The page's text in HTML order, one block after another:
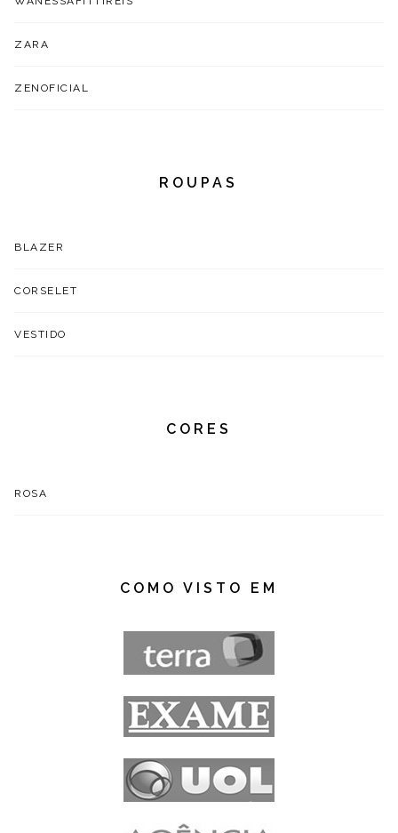
ZARA
ZENOFICIAL
ROUPAS
BLAZER
CORSELET
VESTIDO
CORES
ROSA
COMO VISTO EM